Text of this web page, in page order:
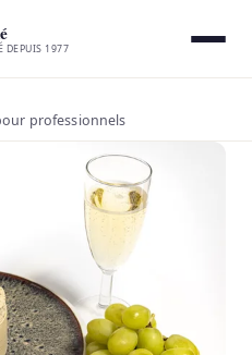
DEPUIS 1977
professionnels